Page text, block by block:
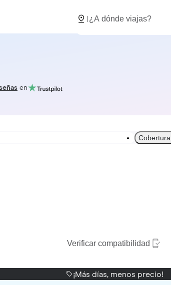
en
Cobertura
Verificar compatibilidad
¡Más días, menos precio!